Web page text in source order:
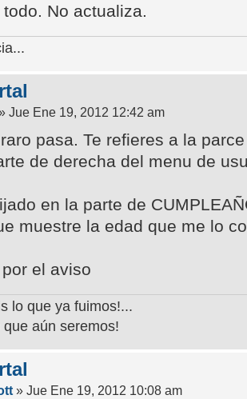
No actualiza.
Jue Ene 19, 2012 12:42 am
pasa. Te refieres a la
de derecha del menu de
en la parte de
muestre la edad que me lo
el aviso
lo que ya fuimos!...
que aún seremos!
» Jue Ene 19, 2012 10:08 am